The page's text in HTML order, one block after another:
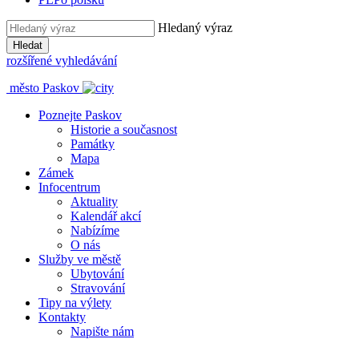
Hledaný výraz
Hledat
rozšířené vyhledávání
město Paskov
Poznejte Paskov
Historie a současnost
Památky
Mapa
Zámek
Infocentrum
Aktuality
Kalendář akcí
Nabízíme
O nás
Služby ve městě
Ubytování
Stravování
Tipy na výlety
Kontakty
Napište nám